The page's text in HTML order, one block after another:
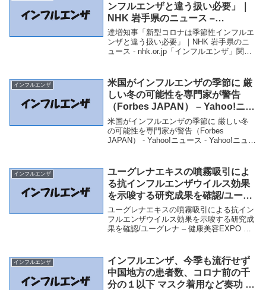
ンフルエンザと違う扱い必要」｜
NHK 岩手県のニュース –
nhk.or.jp
達増知事「新型コロナは季節性インフルエ
ンザと違う扱い必要」｜NHK 岩手県のニ
ュース - nhk.or.jp「インフルエンザ」関連
のニュース - nhk.or.j...
インフルエンザ
米国がインフルエンザの季節に 厳
しい冬の可能性を専門家が警告
（Forbes JAPAN） – Yahoo!ニュ
ース – Yahoo!ニュース
米国がインフルエンザの季節に 厳しい冬
の可能性を専門家が警告（Forbes
JAPAN） - Yahoo!ニュース - Yahoo!ニュー
専門家が警告（Forbes...
インフルエンザ
ユーグレナエキスの噴霧吸引によ
る抗インフルエンザウイルス効果
を示唆する研究成果を確認/ユーグ
レナ – 健康美容EXPO ニュース –
健康美容EXPO ニュース
ユーグレナエキスの噴霧吸引による抗イン
フルエンザウイルス効果を示唆する研究成
果を確認/ユーグレナ – 健康美容EXPO ニ
霧吸引による抗インフルエンザウイル...
インフルエンザ
インフルエンザ、今季も流行せず
中国地方の患者数、コロナ前の千
分の１以下 マスク着用など奏功 –